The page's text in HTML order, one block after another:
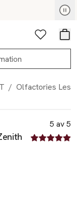
Favoriter
/ Olfactories Les
5 av 5
5 av fem